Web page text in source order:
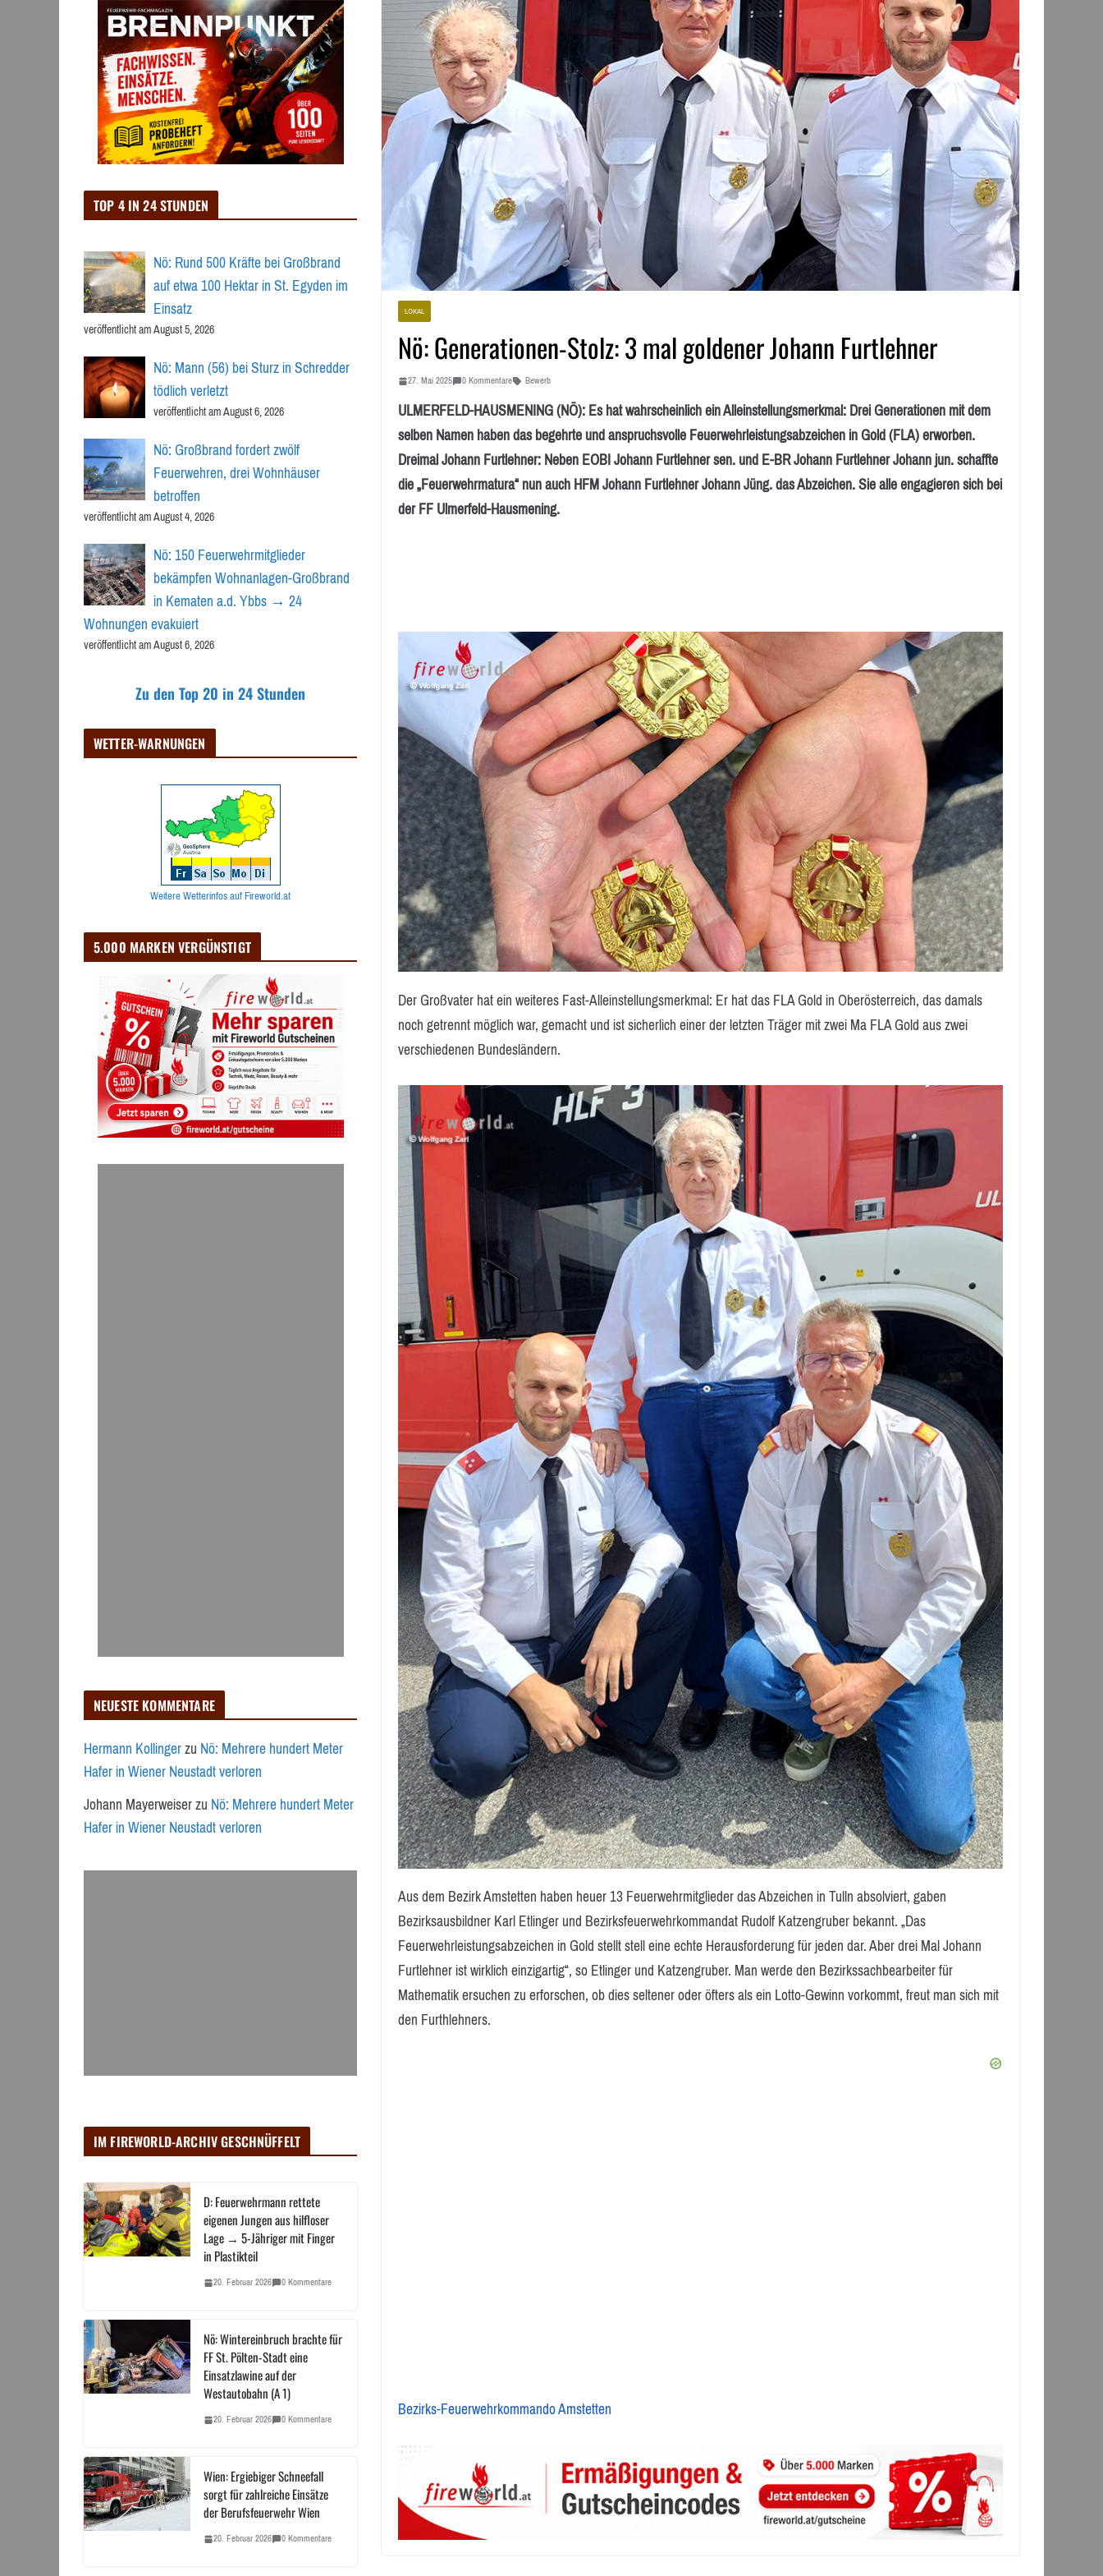
LOKAL
Nö: Generationen-Stolz: 3 mal goldener Johann Furtlehner
27. Mai 2025 0 Kommentare Bewerb
ULMERFELD-HAUSMENING (NÖ): Es hat wahrscheinlich ein Alleinstellungsmerkmal: Drei Generationen mit dem
selben Namen haben das begehrte und anspruchsvolle Feuerwehrleistungsabzeichen in Gold (FLA) erworben.
Dreimal Johann Furtlehner: Neben EOBI Johann Furtlehner sen. und E-BR Johann Furtlehner Johann jun. schaffte
die „Feuerwehrmatura“ nun auch HFM Johann Furtlehner Johann Jüng. das Abzeichen. Sie alle engagieren sich bei
der FF Ulmerfeld-Hausmening.
Der Großvater hat ein weiteres Fast-Alleinstellungsmerkmal: Er hat das FLA Gold in Oberösterreich, das damals
noch getrennt möglich war, gemacht und ist sicherlich einer der letzten Träger mit zwei Ma FLA Gold aus zwei
verschiedenen Bundesländern.
Aus dem Bezirk Amstetten haben heuer 13 Feuerwehrmitglieder das Abzeichen in Tulln absolviert, gaben
Bezirksausbildner Karl Etlinger und Bezirksfeuerwehrkommandat Rudolf Katzengruber bekannt. „Das
Feuerwehrleistungsabzeichen in Gold stellt stell eine echte Herausforderung für jeden dar. Aber drei Mal Johann
Furtlehner ist wirklich einzigartig“, so Etlinger und Katzengruber. Man werde den Bezirkssachbearbeiter für
Mathematik ersuchen zu erforschen, ob dies seltener oder öfters als ein Lotto-Gewinn vorkommt, freut man sich mit
den Furthlehners.
Bezirks-Feuerwehrkommando Amstetten
TOP 4 IN 24 STUNDEN
Nö: Rund 500 Kräfte bei Großbrand
auf etwa 100 Hektar in St. Egyden im
Einsatz
veröffentlicht am August 5, 2026
Nö: Mann (56) bei Sturz in Schredder
tödlich verletzt
veröffentlicht am August 6, 2026
Nö: Großbrand fordert zwölf
Feuerwehren, drei Wohnhäuser
betroffen
veröffentlicht am August 4, 2026
Nö: 150 Feuerwehrmitglieder
bekämpfen Wohnanlagen-Großbrand
in Kematen a.d. Ybbs → 24
Wohnungen evakuiert
veröffentlicht am August 6, 2026
Zu den Top 20 in 24 Stunden
WETTER-WARNUNGEN
Weitere Wetterinfos auf Fireworld.at
5.000 MARKEN VERGÜNSTIGT
NEUESTE KOMMENTARE
Hermann KollingerzuNö: Mehrere hundert Meter
Hafer in Wiener Neustadt verloren
Johann MayerweiserzuNö: Mehrere hundert Meter
Hafer in Wiener Neustadt verloren
IM FIREWORLD-ARCHIV GESCHNÜFFELT
D: Feuerwehrmann rettete
eigenen Jungen aus hilfloser
Lage → 5-Jähriger mit Finger
in Plastikteil
20. Februar 2026 0 Kommentare
Nö: Wintereinbruch brachte für
FF St. Pölten-Stadt eine
Einsatzlawine auf der
Westautobahn (A 1)
20. Februar 2026 0 Kommentare
Wien: Ergiebiger Schneefall
sorgt für zahlreiche Einsätze
der Berufsfeuerwehr Wien
20. Februar 2026 0 Kommentare